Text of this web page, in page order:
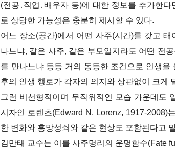
(전공․직업․배우자 등)에 대한 정보를 추가한
로 상당한 가능성은 충분히 제시할 수 있다.
어느 장소(공간)에서 어떤 사주(시간)를 갖고
나느냐, 같은 사주, 같은 부모일지라도 어떤 전
를 만나느냐 등등 거의 동등한 조건으로 인생
후의 인생 행로가 각자의 의지와 상관없이 크게
그런 비선형적이며 무작위적인 모습 가운데도
시자인 로렌츠(Edward N. Lorenz, 1917-2008)
한 변화와 흥망성쇠와 같은 현상도 포함된다고
김만태 교수는 이를 사주명리의 운명함수(Fate